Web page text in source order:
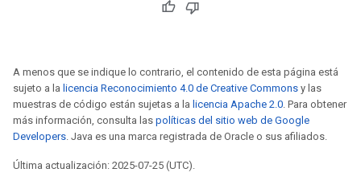
A menos que se indique lo contrario, el contenido de esta página está
sujeto a la licencia Reconocimiento 4.0 de Creative Commons y las
muestras de código están sujetas a la licencia Apache 2.0. Para obtener
más información, consulta las políticas del sitio web de Google
Developers. Java es una marca registrada de Oracle o sus afiliados.
Última actualización: 2025-07-25 (UTC).